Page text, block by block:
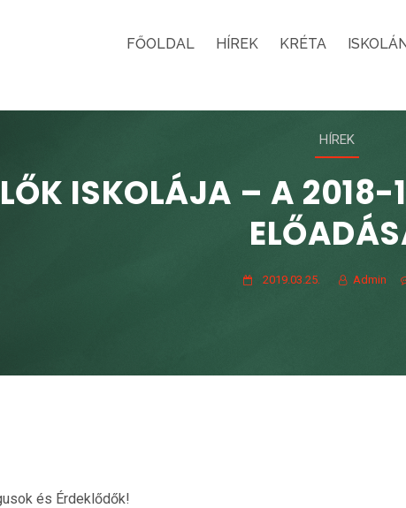
FŐOLDAL HÍREK KRÉTA
HÍREK
ISKOLÁJA – A 2018-
2019.03.25. Admin
és Érdeklődők!